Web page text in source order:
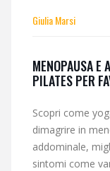
Giulia Marsi
MENOPAUSA E
PILATES PER
Scopri come
dimagrire in
addominale,
sintomi come